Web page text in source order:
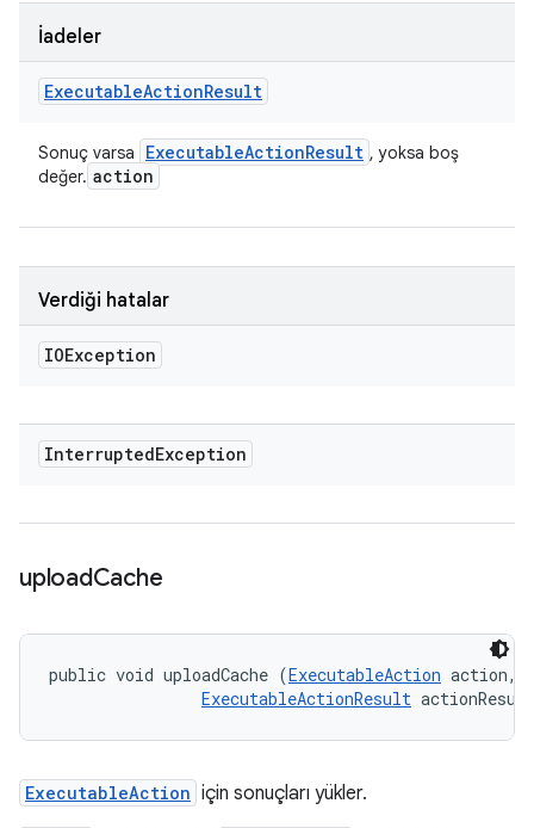
İadeler
ExecutableActionResult
Sonuç varsa ExecutableActionResult , yoksa boş
değer. action
Verdiği hatalar
IOException
InterruptedException
uploadCache
public void uploadCache (ExecutableAction action,
ExecutableActionResult
ExecutableAction için sonuçları yükler.